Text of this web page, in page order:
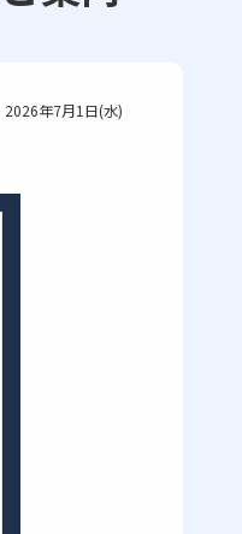
2026年7月1日(水)